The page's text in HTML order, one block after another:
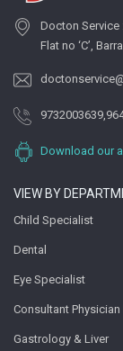
Docton Service
Flat no ‘C’,
9732003639,
Download our
VIEW BY
Child Specialist
Dental
Eye Specialist
Consultant Physician
Gastrology & Liver